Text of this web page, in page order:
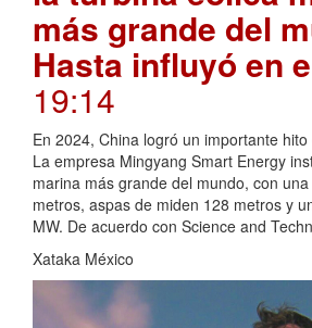
más grande del
Hasta influyó en
19:14
En 2024, China logró un importante
La empresa Mingyang Smart Energy
marina más grande del mundo, con
metros, aspas de miden 128 metros y
MW. De acuerdo con Science and
Xataka México